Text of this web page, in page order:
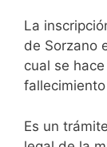
La
de Sorzano
cual se
Es un